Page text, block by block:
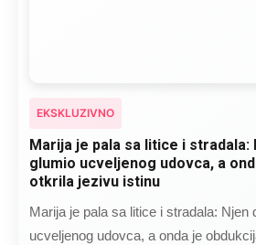
EKSKLUZIVNO
Marija je pala sa litice i stradala:
glumio ucveljenog udovca, a
otkrila jezivu istinu
Marija je pala sa litice i stradala: Njen
ucveljenog udovca, a onda je